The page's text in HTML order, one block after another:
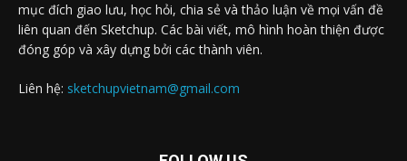
mục đích giao lưu, học hỏi, chia sẻ và thảo luận về mọi vấn đề
liên quan đến Sketchup. Các bài viết, mô hình hoàn thiện được
đóng góp và xây dựng bởi các thành viên.
Liên hệ: sketchupvietnam@gmail.com